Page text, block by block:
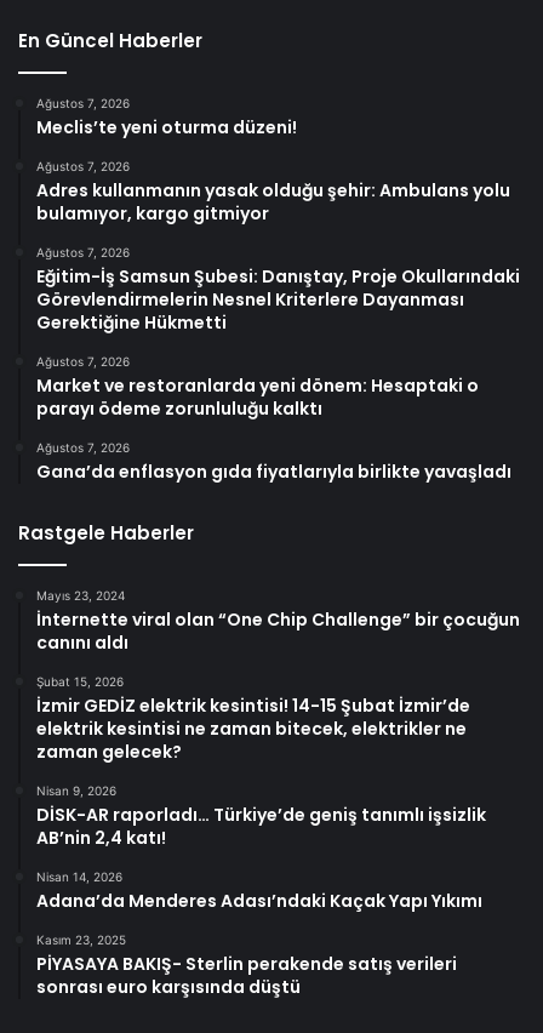
En Güncel Haberler
Ağustos 7, 2026
Meclis’te yeni oturma düzeni!
Ağustos 7, 2026
Adres kullanmanın yasak olduğu şehir: Ambulans yolu
bulamıyor, kargo gitmiyor
Ağustos 7, 2026
Eğitim-İş Samsun Şubesi: Danıştay, Proje Okullarındaki
Görevlendirmelerin Nesnel Kriterlere Dayanması
Gerektiğine Hükmetti
Ağustos 7, 2026
Market ve restoranlarda yeni dönem: Hesaptaki o
parayı ödeme zorunluluğu kalktı
Ağustos 7, 2026
Gana’da enflasyon gıda fiyatlarıyla birlikte yavaşladı
Rastgele Haberler
Mayıs 23, 2024
İnternette viral olan “One Chip Challenge” bir çocuğun
canını aldı
Şubat 15, 2026
İzmir GEDİZ elektrik kesintisi! 14-15 Şubat İzmir’de
elektrik kesintisi ne zaman bitecek, elektrikler ne
zaman gelecek?
Nisan 9, 2026
DİSK-AR raporladı… Türkiye’de geniş tanımlı işsizlik
AB’nin 2,4 katı!
Nisan 14, 2026
Adana’da Menderes Adası’ndaki Kaçak Yapı Yıkımı
Kasım 23, 2025
PİYASAYA BAKIŞ- Sterlin perakende satış verileri
sonrası euro karşısında düştü